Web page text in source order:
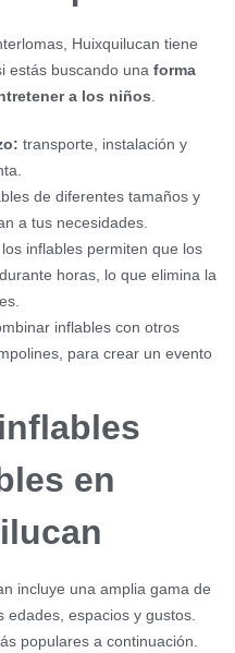
Huixquilucan tiene
estás buscando una forma
a los niños
transporte, instalación y
de diferentes tamaños y
a tus necesidades.
los inflables permiten que los
horas, lo que elimina la
inflables con otros
para crear un evento
en
incluye una amplia gama de
espacios y gustos.
populares a continuación.